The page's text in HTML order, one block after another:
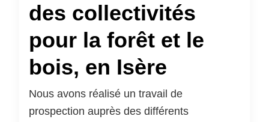
des collectivités
pour la forêt et le
bois, en Isère
Nous avons réalisé un travail de
prospection auprès des différents